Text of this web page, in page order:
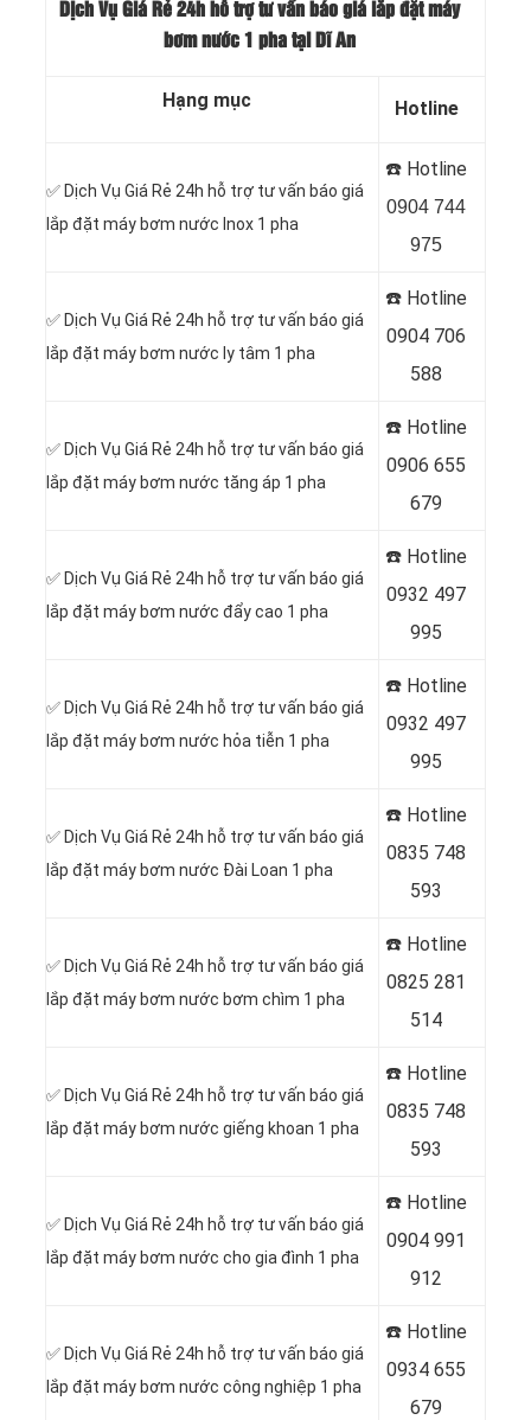
Dịch Vụ Giá Rẻ 24h hỗ trợ tư vấn báo giá lắp đặt máy
bơm nước 1 pha tại Dĩ An
Hạng mục Hotline
✅ Dịch Vụ Giá Rẻ 24h hỗ trợ tư vấn báo giá
lắp đặt máy bơm nước Inox 1 pha
☎️ Hotline
0904 744
975
✅ Dịch Vụ Giá Rẻ 24h hỗ trợ tư vấn báo giá
lắp đặt máy bơm nước ly tâm 1 pha
☎️ Hotline
0904 706
588
✅ Dịch Vụ Giá Rẻ 24h hỗ trợ tư vấn báo giá
lắp đặt máy bơm nước tăng áp 1 pha
☎️ Hotline
0906 655
679
✅ Dịch Vụ Giá Rẻ 24h hỗ trợ tư vấn báo giá
lắp đặt máy bơm nước đẩy cao 1 pha
☎️ Hotline
0932 497
995
✅ Dịch Vụ Giá Rẻ 24h hỗ trợ tư vấn báo giá
lắp đặt máy bơm nước hỏa tiễn 1 pha
☎️ Hotline
0932 497
995
✅ Dịch Vụ Giá Rẻ 24h hỗ trợ tư vấn báo giá
lắp đặt máy bơm nước Đài Loan 1 pha
☎️ Hotline
0835 748
593
✅ Dịch Vụ Giá Rẻ 24h hỗ trợ tư vấn báo giá
lắp đặt máy bơm nước bơm chìm 1 pha
☎️ Hotline
0825 281
514
✅ Dịch Vụ Giá Rẻ 24h hỗ trợ tư vấn báo giá
lắp đặt máy bơm nước giếng khoan 1 pha
☎️ Hotline
0835 748
593
✅ Dịch Vụ Giá Rẻ 24h hỗ trợ tư vấn báo giá
lắp đặt máy bơm nước cho gia đình 1 pha
☎️ Hotline
0904 991
912
✅ Dịch Vụ Giá Rẻ 24h hỗ trợ tư vấn báo giá
lắp đặt máy bơm nước công nghiệp 1 pha
☎️ Hotline
0934 655
679